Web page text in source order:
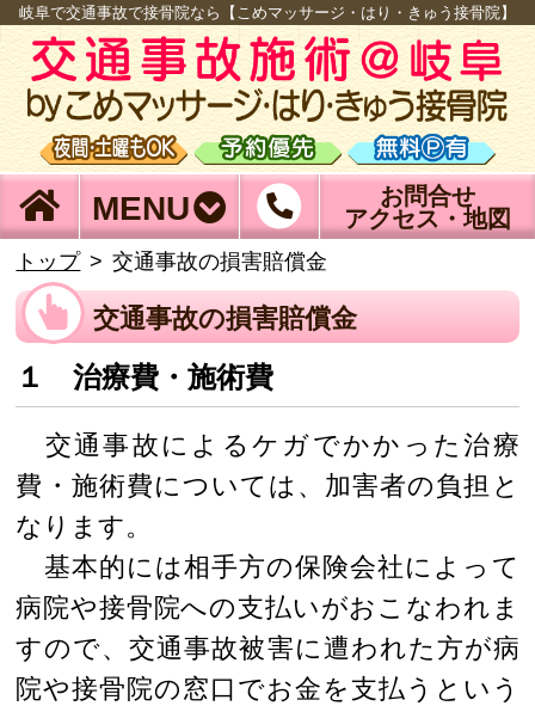
岐阜で交通事故で接骨院なら【こめマッサージ・はり・きゅう接骨院】
MENU
お問合せ
アクセス・地図
トップ 交通事故の損害賠償金
交通事故の損害賠償金
１ 治療費・施術費
交通事故によるケガでかかった治療
費・施術費については、加害者の負担と
なります。
基本的には相手方の保険会社によって
病院や接骨院への支払いがおこなわれま
すので、交通事故被害に遭われた方が病
院や接骨院の窓口でお金を支払うという